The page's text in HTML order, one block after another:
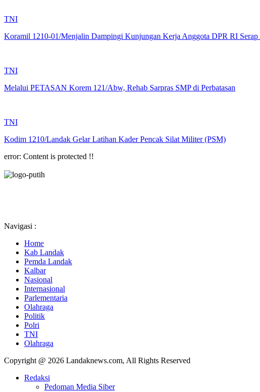
TNI
Koramil 1210-01/Menjalin Dampingi Kunjungan Kerja Anggota DPR RI Serap
TNI
Melalui PETASAN Korem 121/Abw, Rehab Sarpras SMP di Perbatasan
TNI
Kodim 1210/Landak Gelar Latihan Kader Pencak Silat Militer (PSM)
error: Content is protected !!
Navigasi :
Home
Kab Landak
Pemda Landak
Kalbar
Nasional
Internasional
Parlementaria
Olahraga
Politik
Polri
TNI
Olahraga
Copyright @ 2026 Landaknews.com, All Rights Reserved
Redaksi
Pedoman Media Siber